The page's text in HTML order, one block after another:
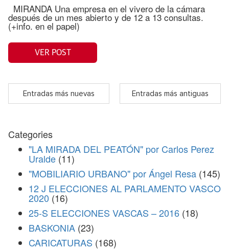
MIRANDA Una empresa en el vivero de la cámara
después de un mes abierto y de 12 a 13 consultas.
(+info. en el papel)
VER POST
Entradas más nuevas Entradas más antiguas
Categories
"LA MIRADA DEL PEATÓN" por Carlos Perez
Uralde (11)
"MOBILIARIO URBANO" por Ángel Resa (145)
12 J ELECCIONES AL PARLAMENTO VASCO
2020 (16)
25-S ELECCIONES VASCAS – 2016 (18)
BASKONIA (23)
CARICATURAS (168)